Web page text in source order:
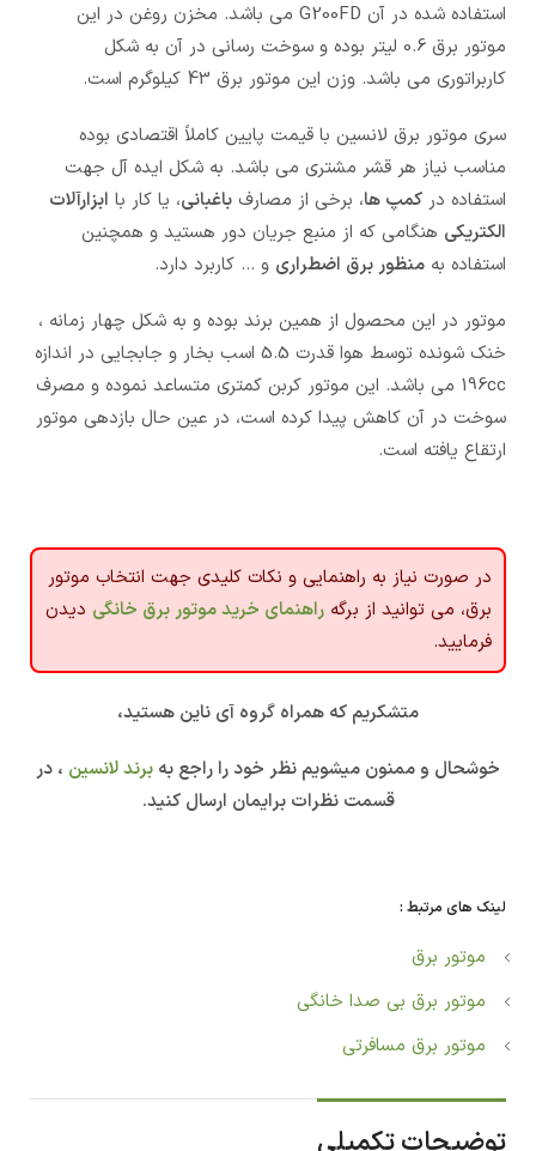
استفاده شده در آن G200FD می باشد. مخزن روغن در این
موتور برق 0.6 لیتر بوده و سوخت رسانی در آن به شکل
کاربراتوری می باشد. وزن این موتور برق 43 کیلوگرم است.
سری موتور برق لانسین با قیمت پایین کاملاً اقتصادی بوده
مناسب نیاز هر قشر مشتری می باشد. به شکل ایده آل جهت
استفاده در کمپ ها، برخی از مصارف باغبانی، یا کار با ابزارآلات
الکتریکی هنگامی که از منبع جریان دور هستید و همچنین
استفاده به منظور برق اضطراری و … کاربرد دارد.
موتور در این محصول از همین برند بوده و به شکل چهار زمانه ،
خنک شونده توسط هوا قدرت 5.5 اسب بخار و جابجایی در اندازه
196cc می باشد. این موتور کربن کمتری متساعد نموده و مصرف
سوخت در آن کاهش پیدا کرده است، در عین حال بازدهی موتور
ارتقاع یافته است.
در صورت نیاز به راهنمایی و نکات کلیدی جهت انتخاب موتور
برق، می توانید از برگه راهنمای خرید موتور برق خانگی دیدن
فرمایید.
متشکریم که همراه گروه آی ناین هستید،
خوشحال و ممنون میشویم نظر خود را راجع به برند لانسین ، در
قسمت نظرات برایمان ارسال کنید.
لینک های مرتبط :
موتور برق
موتور برق بی صدا خانگی
موتور برق مسافرتی